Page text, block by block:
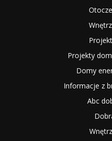
Projekty
Domy
Informacje z
Abc